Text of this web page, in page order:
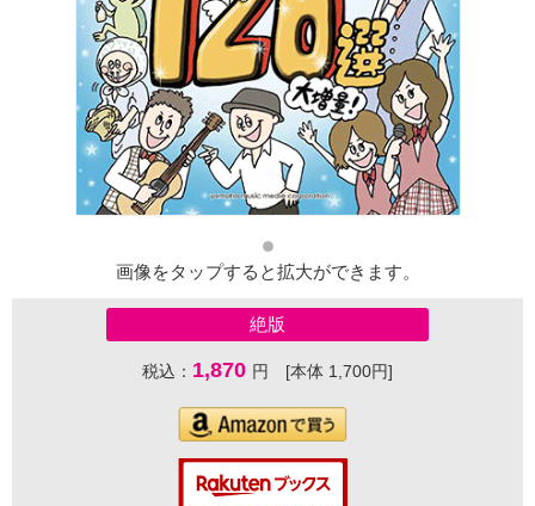
画像をタップすると拡大ができます。
絶版
税込： 1,870 円 [本体 1,700円]